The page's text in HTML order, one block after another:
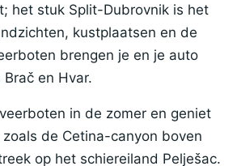
het stuk Split-Dubrovnik is het
kustplaatsen en de
brengen je en je auto
en Hvar.
in de zomer en geniet
de Cetina-canyon boven
op het schiereiland Pelješac.